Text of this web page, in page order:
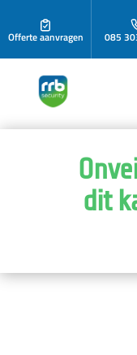
Offerte aanvragen 085
dit